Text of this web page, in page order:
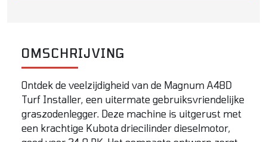
OMSCHRIJVING
Ontdek de veelzijdigheid van de Magnum A48D
Turf Installer, een uitermate gebruiksvriendelijke
graszodenlegger. Deze machine is uitgerust met
een krachtige Kubota driecilinder dieselmotor,